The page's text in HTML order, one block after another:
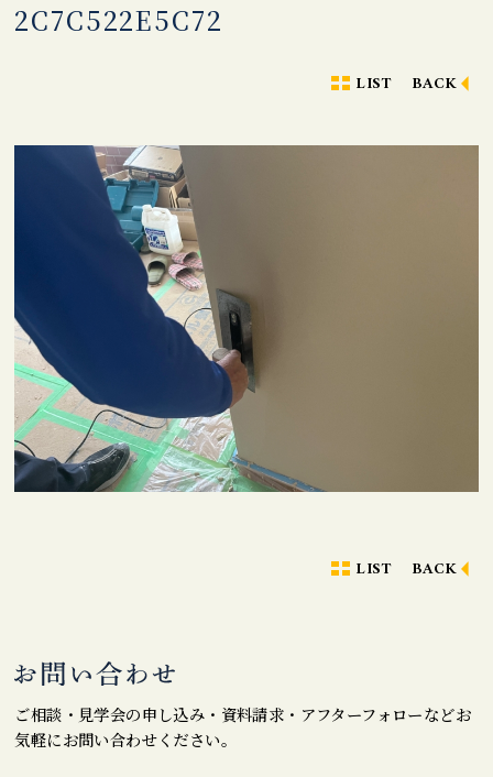
2C7C522E5C72
LIST BACK
LIST BACK
ご相談・見学会の申し込み・資料請求・アフターフォローなどお
気軽にお問い合わせください。